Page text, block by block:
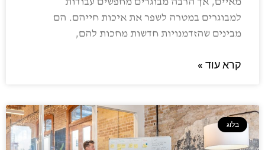
למבוגרים במטרה לשפר את איכות חייהם. הם
מבינים שהזדמנויות חדשות מחכות להם,
קרא עוד »
בלוג